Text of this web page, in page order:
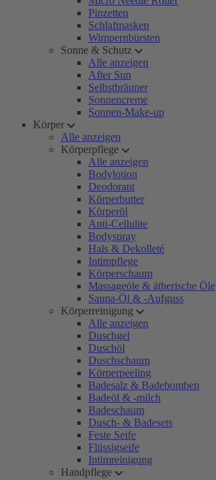
Pinzetten
Schlafmasken
Wimpernbürsten
Sonne & Schutz
Alle anzeigen
After Sun
Selbstbräuner
Sonnencreme
Sonnen-Make-up
Körper
Alle anzeigen
Körperpflege
Alle anzeigen
Bodylotion
Deodorant
Körperbutter
Körperöl
Anti-Cellulite
Bodyspray
Hals & Dekolleté
Intimpflege
Körperschaum
Massageöle & ätherische Öle
Sauna-Öl & -Aufguss
Körperreinigung
Alle anzeigen
Duschgel
Duschöl
Duschschaum
Körperpeeling
Badesalz & Badebomben
Badeöl & -milch
Badeschaum
Dusch- & Badesets
Feste Seife
Flüssigseife
Intimreinigung
Handpflege